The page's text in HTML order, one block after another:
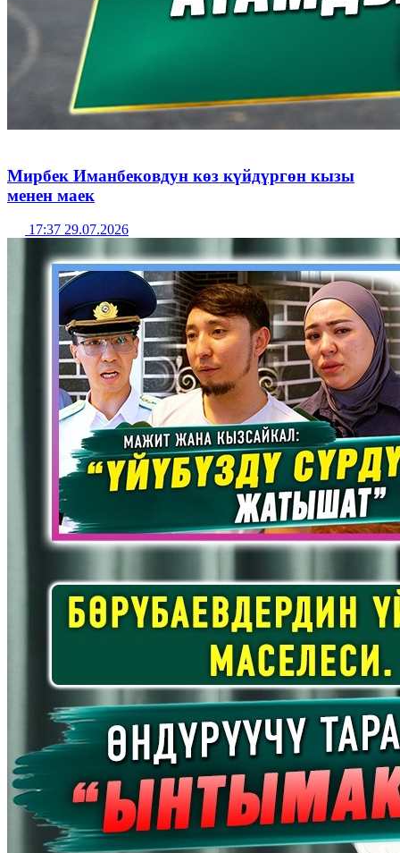
Мирбек Иманбековдун көз күйдүргөн кызы
менен маек
17:37 29.07.2026